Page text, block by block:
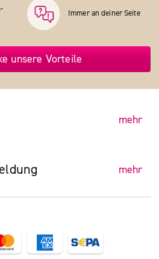
Immer an deiner Seite
unsere Vorteile
mehr
mehr